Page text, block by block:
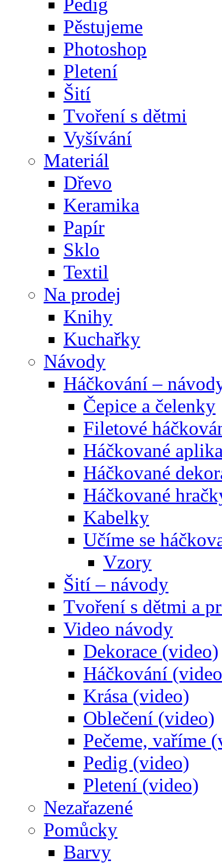
Pedig
Pěstujeme
Photoshop
Pletení
Šití
Tvoření s dětmi
Vyšívání
Materiál
Dřevo
Keramika
Papír
Sklo
Textil
Na prodej
Knihy
Kuchařky
Návody
Háčkování –
Čepice a čelenky
Filetové
Háčkované
Háčkované
Háčkované
Kabelky
Učíme se
Vzory
Šití – návody
Tvoření s dětmi a
Video návody
Dekorace (video)
Háčkování
Krása (video)
Oblečení (video)
Pečeme, vaříme
Pedig (video)
Pletení (video)
Nezařazené
Pomůcky
Barvy